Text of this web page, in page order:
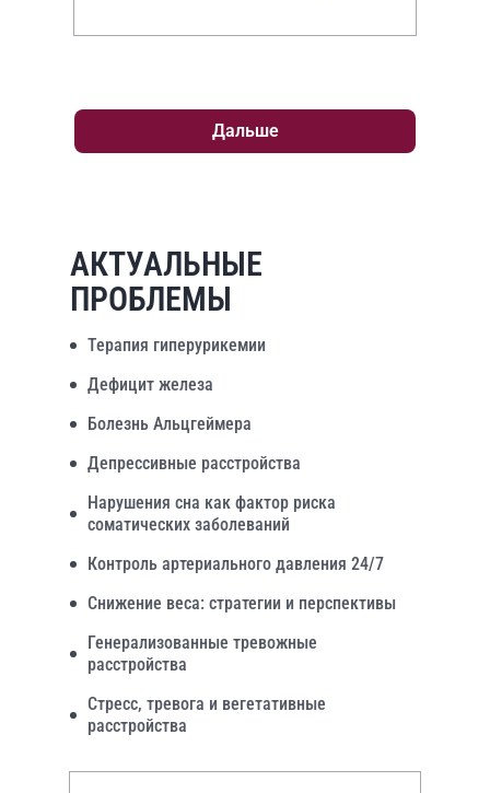
пациентами среди статинов.
Дальше
АКТУАЛЬНЫЕ
ПРОБЛЕМЫ
Терапия гиперурикемии
Дефицит железа
Болезнь Альцгеймера
Депрессивные расстройства
Нарушения сна как фактор риска
соматических заболеваний
Контроль артериального давления 24/7
Снижение веса: стратегии и перспективы
Генерализованные тревожные
расстройства
Стресс, тревога и вегетативные
расстройства